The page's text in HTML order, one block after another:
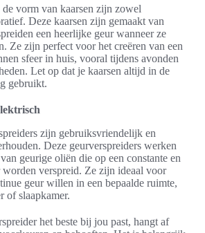
vorm van kaarsen zijn zowel
Deze kaarsen zijn gemaakt van
een heerlijke geur wanneer ze
Ze zijn perfect voor het creëren van een
sfeer in huis, vooral tijdens avonden
Let op dat je kaarsen altijd in de
gebruikt.
zijn gebruiksvriendelijk en
Deze geurverspreiders werken
geurige oliën die op een constante en
verspreid. Ze zijn ideaal voor
geur willen in een bepaalde ruimte,
of slaapkamer.
het beste bij jou past, hangt af